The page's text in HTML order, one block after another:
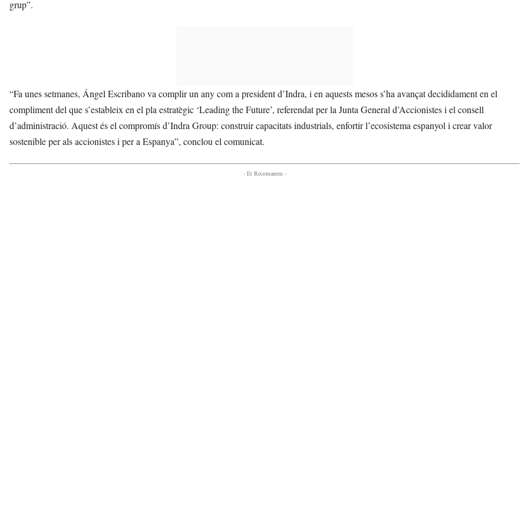
grup”.
“Fa unes setmanes, Ángel Escribano va complir un any com a president d’Indra, i en aquests mesos s’ha avançat decididament en el
compliment del que s’estableix en el pla estratègic ‘Leading the Future’, referendat per la Junta General d’Accionistes i el consell
d’administració. Aquest és el compromís d’Indra Group: construir capacitats industrials, enfortir l’ecosistema espanyol i crear valor
sostenible per als accionistes i per a Espanya”, conclou el comunicat.
- Et Recomanem -